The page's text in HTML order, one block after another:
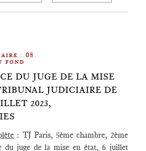
: 08.
fond
DU JUGE DE LA MISE
JUDICIAIRE DE
2023,
: TJ Paris, 5ème chambre, 2ème
du juge de la mise en état, 6 juillet